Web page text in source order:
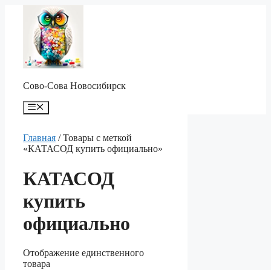
содержимому
Сово-Сова Новосибирск
Меню
Главная / Товары с меткой
«КАТАСОД купить официально»
КАТАСОД
купить
официально
Отображение единственного
товара